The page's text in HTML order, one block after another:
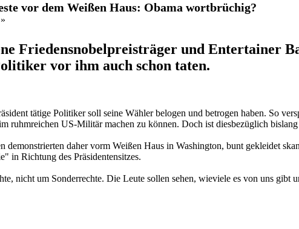
vor dem Weißen Haus: Obama wortbrüchig?
Friedensnobelpreisträger und Entertainer
vor ihm auch schon taten.
tätige Politiker soll seine Wähler belogen und betrogen haben. So
ruhmreichen US-Militär machen zu können. Doch ist diesbezüglich bislang
demonstrierten daher vorm Weißen Haus in Washington, bunt gekleidet
in Richtung des Präsidentensitzes.
nicht um Sonderrechte. Die Leute sollen sehen, wieviele es von uns gibt